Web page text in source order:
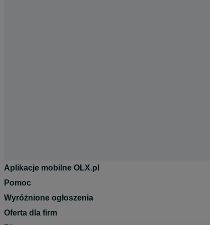
Aplikacje mobilne OLX.pl
Pomoc
Wyróżnione ogłoszenia
Oferta dla firm